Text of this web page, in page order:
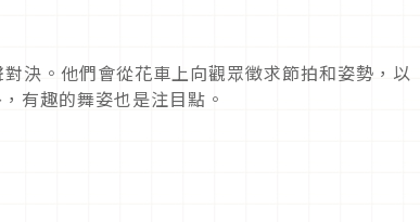
決。他們會從花車上向觀眾徵求節拍和姿勢，以
有趣的舞姿也是注目點。